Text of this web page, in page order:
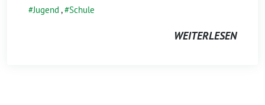
Jugend , Schule
WEITERLESEN